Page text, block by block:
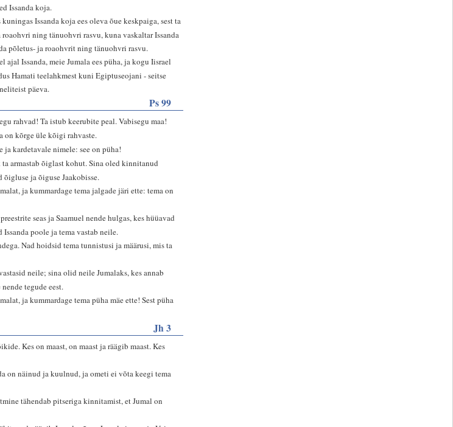
Issanda koja.
Issanda koja ees oleva õue keskpaiga, sest ta
ning tänuohvri rasvu, kuna vaskaltar Issanda
põletus- ja roaohvrit ning tänuohvri rasvu.
ajal Issanda, meie Jumala ees püha, ja kogu Iisrael
Hamati teelahkmest kuni Egiptuseojani - seitse
päeva.
Ps 99
rahvad! Ta istub keerubite peal. Vabisegu maa!
on kõrge üle kõigi rahvaste.
ja kardetavale nimele: see on püha!
armastab õiglast kohut. Sina oled kinnitanud
ja õiguse Jaakobisse.
ja kummardage tema jalgade järi ette: tema on
seas ja Saamuel nende hulgas, kes hüüavad
poole ja tema vastab neile.
Nad hoidsid tema tunnistusi ja määrusi, mis ta
neile; sina olid neile Jumalaks, kes annab
tegude eest.
ja kummardage tema püha mäe ette! Sest püha
Jh 3
Kes on maast, on maast ja räägib maast. Kes
on näinud ja kuulnud, ja ometi ei võta keegi tema
tähendab pitseriga kinnitamist, et Jumal on